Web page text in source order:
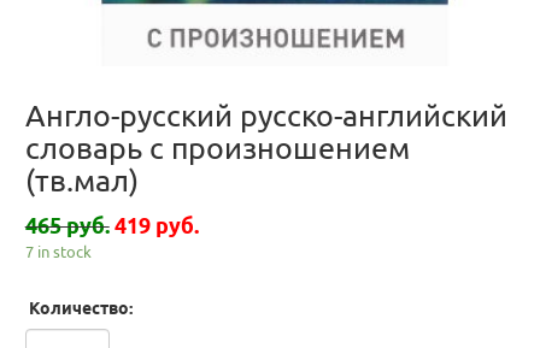
Англо-русский русско-английский
словарь с произношением
(тв.мал)
465 руб. 419 руб.
7 in stock
Количество: